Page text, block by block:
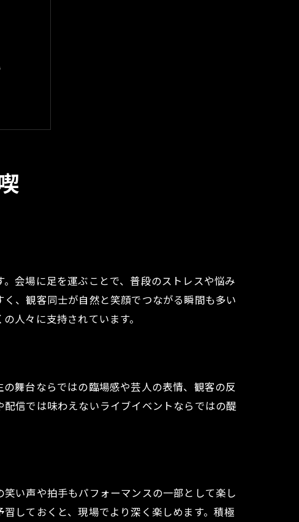
間
会場に足を運ぶことで、普段のストレスや悩み
、観客同士が自然と笑顔でつながる瞬間も多い
人々に支持されています。
舞台ならではの臨場感や芸人の表情、観客の反
信では味わえないライブイベントならではの醍
い声や拍手もパフォーマンスの一部として楽し
しておくと、現場でより深く楽しめます。積極